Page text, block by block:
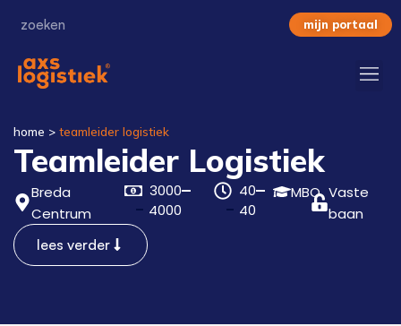
mijn portaal
home > teamleider logistiek
Teamleider Logistiek
Breda
Centrum
3000
4000
40
40
MBO Vaste
baan
lees verder